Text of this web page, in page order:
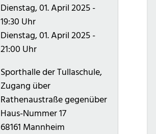
Dienstag, 01. April 2025 -
19:30 Uhr
Dienstag, 01. April 2025 -
21:00 Uhr
Sporthalle der Tullaschule,
Zugang über
Rathenaustraße gegenüber
Haus-Nummer 17
68161 Mannheim